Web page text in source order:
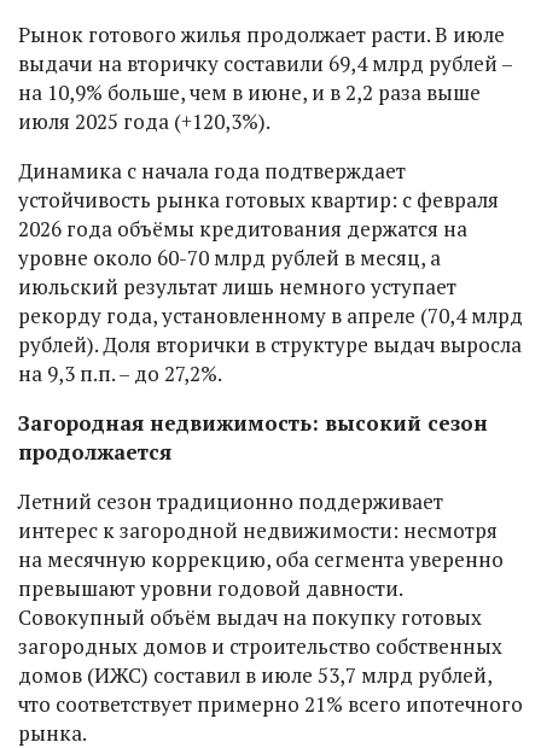
Рынок готового жилья продолжает расти. В июле
выдачи на вторичку составили 69,4 млрд рублей –
на 10,9% больше, чем в июне, и в 2,2 раза выше
июля 2025 года (+120,3%).
Динамика с начала года подтверждает
устойчивость рынка готовых квартир: с февраля
2026 года объёмы кредитования держатся на
уровне около 60-70 млрд рублей в месяц, а
июльский результат лишь немного уступает
рекорду года, установленному в апреле (70,4 млрд
рублей). Доля вторички в структуре выдач выросла
на 9,3 п.п. – до 27,2%.
Загородная недвижимость: высокий сезон
продолжается
Летний сезон традиционно поддерживает
интерес к загородной недвижимости: несмотря
на месячную коррекцию, оба сегмента уверенно
превышают уровни годовой давности.
Совокупный объём выдач на покупку готовых
загородных домов и строительство собственных
домов (ИЖС) составил в июле 53,7 млрд рублей,
что соответствует примерно 21% всего ипотечного
рынка.